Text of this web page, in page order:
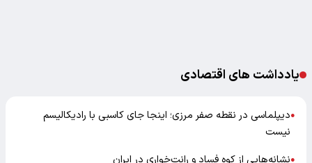
یادداشت های اقتصادی
●دیپلماسی در نقطه صفر مرزی؛ اینجا جای کاسبی با رادیکالیسم
نیست
●